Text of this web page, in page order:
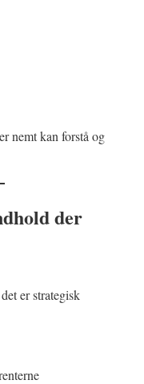
nemt kan forstå og
der
er strategisk